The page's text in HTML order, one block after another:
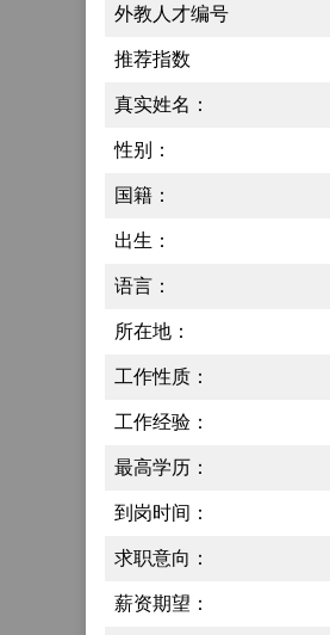
外教人才编号
推荐指数
真实姓名：
性别：
国籍：
出生：
语言：
所在地：
工作性质：
工作经验：
最高学历：
到岗时间：
求职意向：
薪资期望：